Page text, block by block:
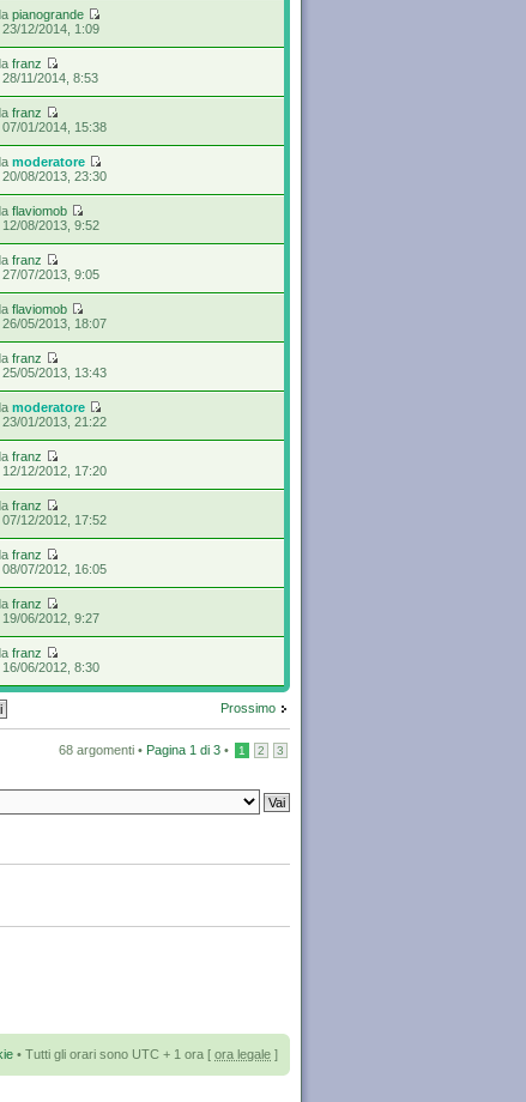
pianogrande
23/12/2014, 1:09
franz
28/11/2014, 8:53
franz
07/01/2014, 15:38
moderatore
20/08/2013, 23:30
flaviomob
12/08/2013, 9:52
franz
27/07/2013, 9:05
flaviomob
26/05/2013, 18:07
franz
25/05/2013, 13:43
moderatore
23/01/2013, 21:22
franz
12/12/2012, 17:20
franz
07/12/2012, 17:52
franz
08/07/2012, 16:05
franz
19/06/2012, 9:27
franz
16/06/2012, 8:30
Prossimo
68 argomenti • Pagina 1 di 3 • 1 2 3
• Tutti gli orari sono UTC + 1 ora [ ora legale ]